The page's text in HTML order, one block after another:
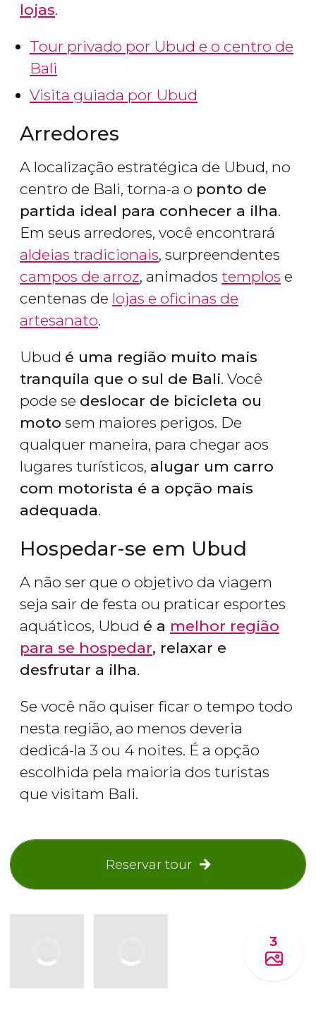
lojas.
Tour privado por Ubud e o centro de
Bali
Visita guiada por Ubud
Arredores
A localização estratégica de Ubud, no
centro de Bali, torna-a o ponto de
partida ideal para conhecer a ilha.
Em seus arredores, você encontrará
aldeias tradicionais, surpreendentes
campos de arroz, animados templos e
centenas de lojas e oficinas de
artesanato.
Ubud é uma região muito mais
tranquila que o sul de Bali. Você
pode se deslocar de bicicleta ou
moto sem maiores perigos. De
qualquer maneira, para chegar aos
lugares turísticos, alugar um carro
com motorista é a opção mais
adequada.
Hospedar-se em Ubud
A não ser que o objetivo da viagem
seja sair de festa ou praticar esportes
aquáticos, Ubud é a melhor região
para se hospedar, relaxar e
desfrutar a ilha.
Se você não quiser ficar o tempo todo
nesta região, ao menos deveria
dedicá-la 3 ou 4 noites. É a opção
escolhida pela maioria dos turistas
que visitam Bali.
Reservar tour
3